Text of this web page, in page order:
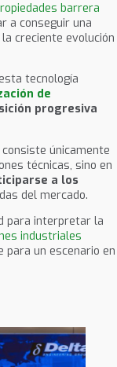
barrera
a conseguir una
creciente evolución
tecnología
de
progresiva
únicamente
técnicas, sino en
a los
del mercado.
para interpretar la
industriales
para un escenario en